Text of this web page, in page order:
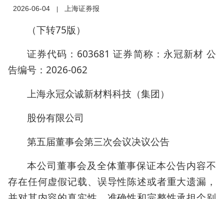
2026-06-04 上海证券报
（下转75版）
证券代码：603681 证券简称：永冠新材 公
告编号：2026-062
上海永冠众诚新材料科技（集团）
股份有限公司
第五届董事会第三次会议决议公告
本公司董事会及全体董事保证本公告内容不
存在任何虚假记载、误导性陈述或者重大遗漏，